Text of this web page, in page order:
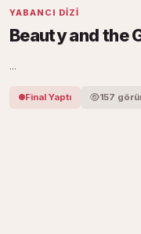
YABANCI DIZI
Beauty and the
...
Final Yaptı 157